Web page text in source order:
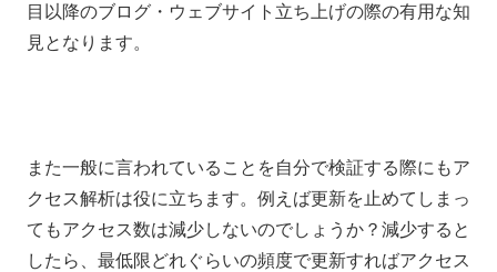
目以降のブログ・ウェブサイト立ち上げの際の有用な知
見となります。
また一般に言われていることを自分で検証する際にもア
クセス解析は役に立ちます。例えば更新を止めてしまっ
てもアクセス数は減少しないのでしょうか？減少すると
したら、最低限どれぐらいの頻度で更新すればアクセス